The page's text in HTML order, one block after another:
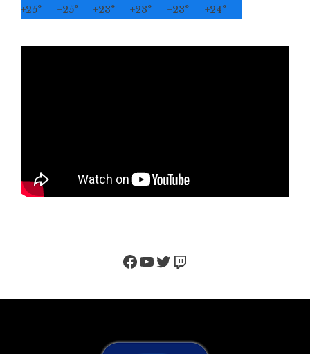
+25° +25° +23° +23° +23° +24°
Facebook
YouTube
Twitter
Twitch